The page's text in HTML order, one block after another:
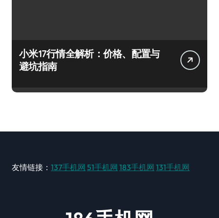
小米17行情全解析：价格、配置与
避坑指南
友情链接： 137手机网 51手机网 183手机网 131手机网